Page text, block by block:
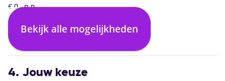
€ 0,- p.p.
Inclusief ontbijt
€ 0,- p.p.
Bekijk alle mogelijkheden
4. Jouw keuze